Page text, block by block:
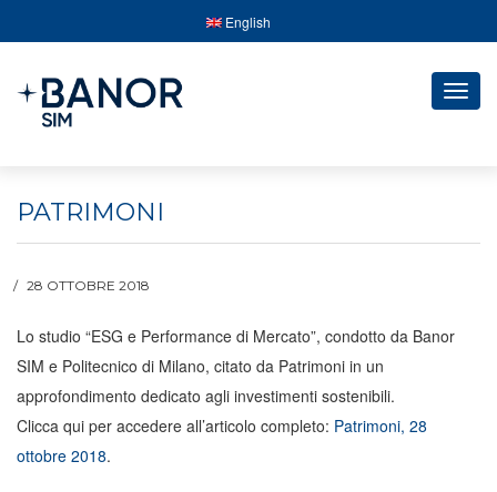
English
PATRIMONI
28 OTTOBRE 2018
Lo studio “ESG e Performance di Mercato”, condotto da Banor
SIM e Politecnico di Milano, citato da Patrimoni in un
approfondimento dedicato agli investimenti sostenibili.
Clicca qui per accedere all’articolo completo: Patrimoni, 28
ottobre 2018.